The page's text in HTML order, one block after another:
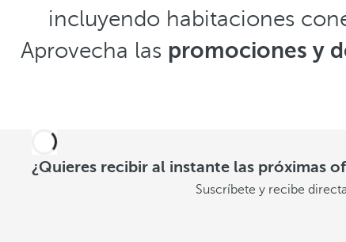
incluyendo habitaciones
Aprovecha las promociones y
¿Quieres recibir al instante las próximas
Suscríbete y recibe